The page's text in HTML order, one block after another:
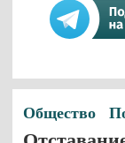
Общество